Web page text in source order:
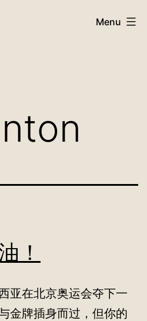
Menu
！
亚在北京奥运会夺下一
金牌插身而过，但你的